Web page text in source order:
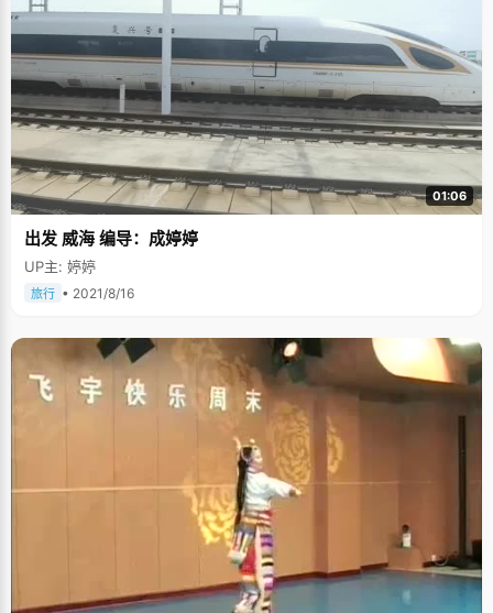
01:06
出发 威海 编导：成婷婷
UP主: 婷婷
旅行 • 2021/8/16